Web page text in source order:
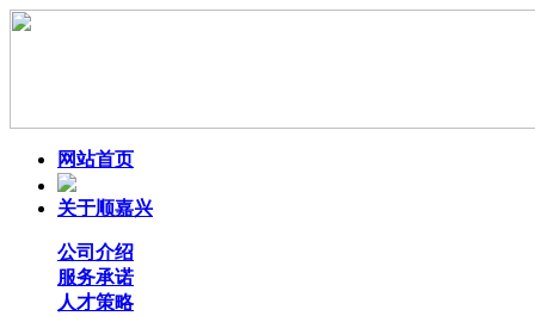
网站首页
关于顺嘉兴
公司介绍
服务承诺
人才策略